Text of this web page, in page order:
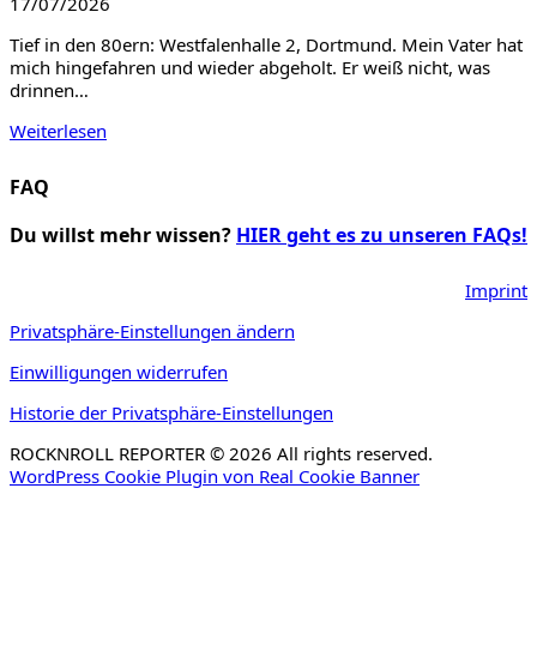
Tief in den 80ern: Westfalenhalle 2, Dortmund. Mein Vater hat
mich hingefahren und wieder abgeholt. Er weiß nicht, was
drinnen…
Weiterlesen
FAQ
Du willst mehr wissen? HIER geht es zu unseren FAQs!
Imprint
Privatsphäre-Einstellungen ändern
Einwilligungen widerrufen
Historie der Privatsphäre-Einstellungen
ROCKNROLL REPORTER © 2026 All rights reserved.
WordPress Cookie Plugin von Real Cookie Banner